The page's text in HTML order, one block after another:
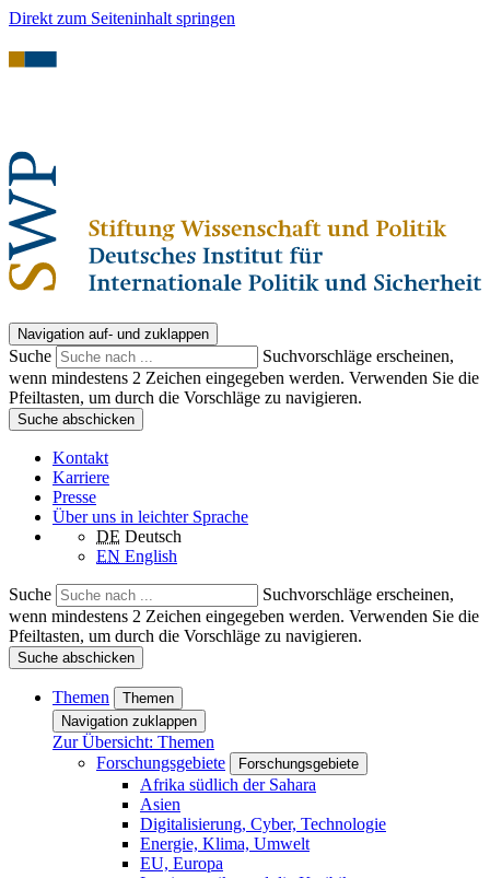
Direkt zum Seiteninhalt springen
Navigation auf- und zuklappen
Suche
Suchvorschläge erscheinen,
wenn mindestens 2 Zeichen eingegeben werden. Verwenden Sie die
Pfeiltasten, um durch die Vorschläge zu navigieren.
Suche abschicken
Kontakt
Karriere
Presse
Über uns in leichter Sprache
DE Deutsch
EN English
Suche
Suchvorschläge erscheinen,
wenn mindestens 2 Zeichen eingegeben werden. Verwenden Sie die
Pfeiltasten, um durch die Vorschläge zu navigieren.
Suche abschicken
Themen
Themen
Navigation zuklappen
Zur Übersicht: Themen
Forschungsgebiete
Forschungsgebiete
Afrika südlich der Sahara
Asien
Digitalisierung, Cyber, Technologie
Energie, Klima, Umwelt
EU, Europa